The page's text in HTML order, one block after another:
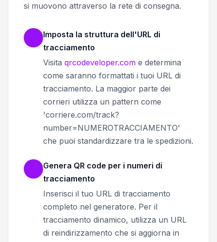
si muovono attraverso la rete di consegna.
Imposta la struttura dell'URL di
tracciamento
Visita qrcodeveloper.com e determina
come saranno formattati i tuoi URL di
tracciamento. La maggior parte dei
corrieri utilizza un pattern come
'corriere.com/track?
number=NUMEROTRACCIAMENTO'
che puoi standardizzare tra le spedizioni.
Genera QR code per i numeri di
tracciamento
Inserisci il tuo URL di tracciamento
completo nel generatore. Per il
tracciamento dinamico, utilizza un URL
di reindirizzamento che si aggiorna in